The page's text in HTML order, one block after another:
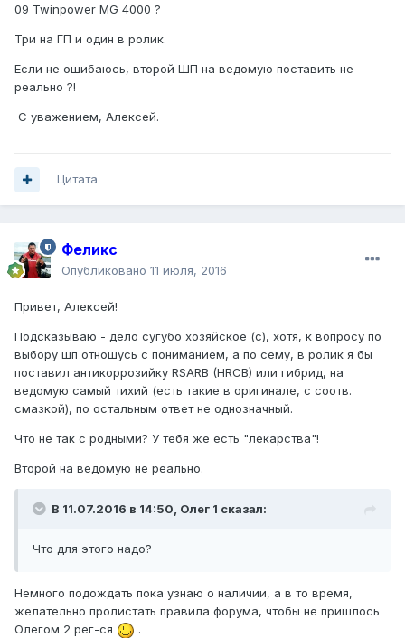
09 Twinpower MG 4000 ?
Три на ГП и один в ролик.
Если не ошибаюсь, второй ШП на ведомую поставить не
реально ?!
С уважением, Алексей.
Цитата
Феликс
Опубликовано 11 июля, 2016
Привет, Алексей!
Подсказываю - дело сугубо хозяйское (с), хотя, к вопросу по
выбору шп отношусь с пониманием, а по сему, в ролик я бы
поставил антикоррозийку RSARB (HRCB) или гибрид, на
ведомую самый тихий (есть такие в оригинале, с соотв.
смазкой), по остальным ответ не однозначный.
Что не так с родными? У тебя же есть "лекарства"!
Второй на ведомую не реально.
В 11.07.2016 в 14:50, Олег 1 сказал:
Что для этого надо?
Немного подождать пока узнаю о наличии, а в то время,
желательно пролистать правила форума, чтобы не пришлось
Олегом 2 рег-ся
.